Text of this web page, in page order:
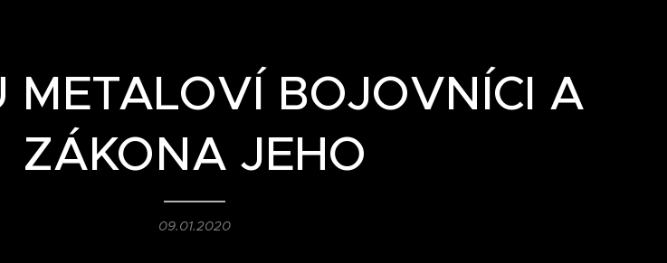
METALOVÍ BOJOVNÍCI A
ZÁKONA JEHO
09.01.2020